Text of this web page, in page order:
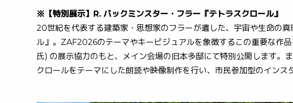
※【特別展示】R. バックミンスター・フラー『テトラスクロール』
20世紀を代表する建築家・思想家のフラーが遺した、宇宙や生命の
ル』。ZAF2026のテーマやキービジュアルを象徴するこの重要な
氏) の展示協力のもと、メイン会場の旧本多邸にて特別公開します。
クロールをテーマにした朗読や映像制作を行い、市民参加型のインス